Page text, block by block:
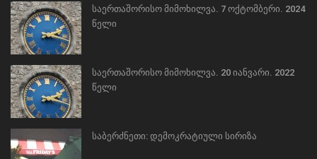
საერთაშორისო მიმოხილვა. 7 ოქტომბერი. 2024
წელი
საერთაშორისო მიმოხილვა. 20 იანვარი. 2022
წელი
საბერძნეთი: დემოკრატიული სირიზა